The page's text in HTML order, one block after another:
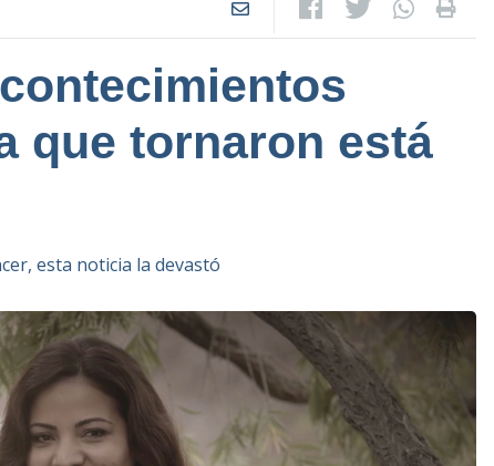
que tornaron está
esta noticia la devastó